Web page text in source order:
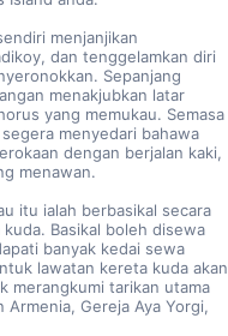
dan tenggelamkan diri
Sepanjang
menakjubkan latar
yang memukau. Semasa
menyedari bahawa
dengan berjalan kaki,
menawan.
Basikal boleh disewa
banyak kedai sewa
lawatan kereta kuda akan
merangkumi tarikan utama
Gereja Aya Yorgi,